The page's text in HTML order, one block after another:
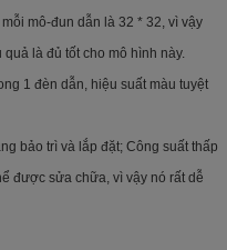
mô-đun dẫn là 32 * 32, vì vậy
là đủ tốt cho mô hình này.
1 đèn dẫn, hiệu suất màu tuyệt
bảo trì và lắp đặt; Công suất thấp
được sửa chữa, vì vậy nó rất dễ